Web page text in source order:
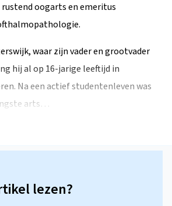
oogarts en emeritus
waar zijn vader en grootvader
hij al op 16-jarige leeftijd in
Na een actief studentenleven was
arts…
lezen?